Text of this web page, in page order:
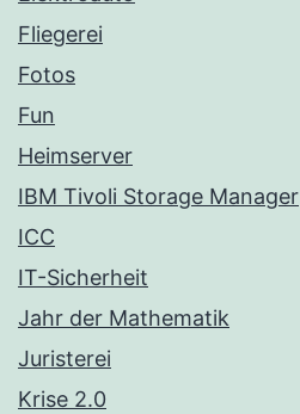
Fliegerei
Fotos
Fun
Heimserver
IBM Tivoli Storage Manager
ICC
IT-Sicherheit
Jahr der Mathematik
Juristerei
Krise 2.0